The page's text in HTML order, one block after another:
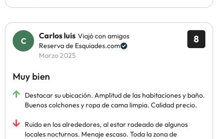
8
Carlos luis Viajó con amigos
Reserva de Esquiades.com
Marzo 2025
Muy bien
Destacar su ubicación. Amplitud de las habitaciones y baño.
Buenos colchones y ropa de cama limpia. Calidad precio.
Ruido en los alrededores, al estar rodeado de algunos
locales nocturnos. Menaje escaso. Toda la zona de